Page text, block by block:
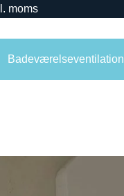
moms
Badeværelseventilation